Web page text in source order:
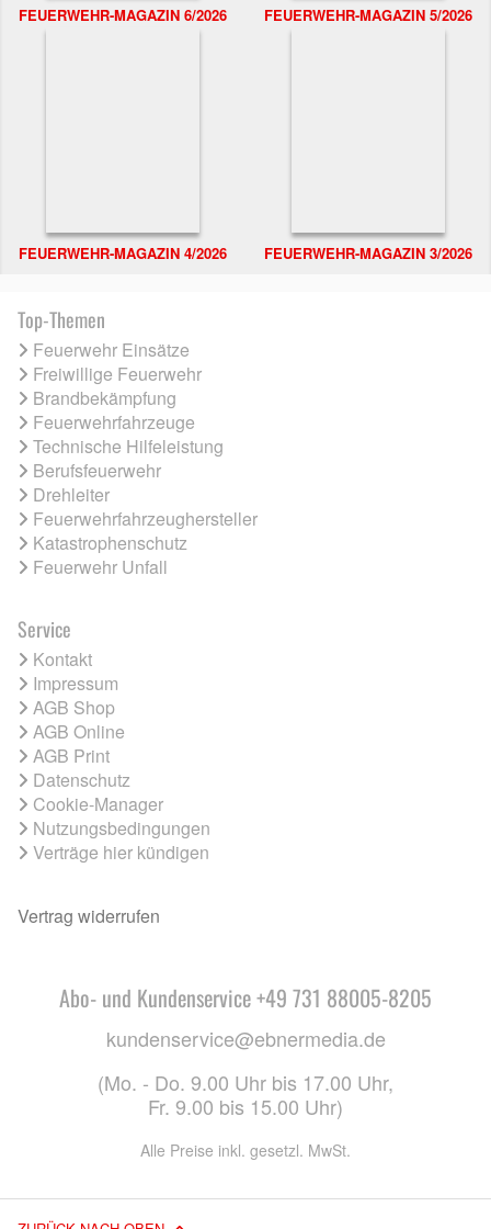
FEUERWEHR-MAGAZIN 6/2026 FEUERWEHR-MAGAZIN 5/2026
FEUERWEHR-MAGAZIN 4/2026 FEUERWEHR-MAGAZIN 3/2026
Top-Themen
Feuerwehr Einsätze
Freiwillige Feuerwehr
Brandbekämpfung
Feuerwehrfahrzeuge
Technische Hilfeleistung
Berufsfeuerwehr
Drehleiter
Feuerwehrfahrzeughersteller
Katastrophenschutz
Feuerwehr Unfall
Service
Kontakt
Impressum
AGB Shop
AGB Online
AGB Print
Datenschutz
Cookie-Manager
Nutzungsbedingungen
Verträge hier kündigen
Vertrag widerrufen
Abo- und Kundenservice +49 731 88005-8205
kundenservice@ebnermedia.de
(Mo. - Do. 9.00 Uhr bis 17.00 Uhr,
Fr. 9.00 bis 15.00 Uhr)
Alle Preise inkl. gesetzl. MwSt.